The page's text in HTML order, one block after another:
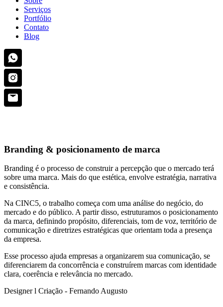
Serviços
Portfólio
Contato
Blog
Branding & posicionamento de marca
Branding é o processo de construir a percepção que o mercado terá
sobre uma marca. Mais do que estética, envolve estratégia, narrativa
e consistência.
Na CINC5, o trabalho começa com uma análise do negócio, do
mercado e do público. A partir disso, estruturamos o posicionamento
da marca, definindo propósito, diferenciais, tom de voz, território de
comunicação e diretrizes estratégicas que orientam toda a presença
da empresa.
Esse processo ajuda empresas a organizarem sua comunicação, se
diferenciarem da concorrência e construírem marcas com identidade
clara, coerência e relevância no mercado.
Designer l Criação - Fernando Augusto